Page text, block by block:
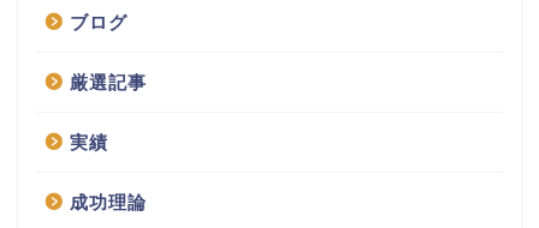
ブログ
厳選記事
実績
成功理論